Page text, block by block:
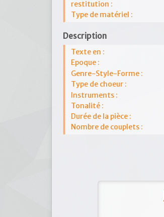
restitution :
Type de matériel :
Description
Texte en :
Epoque :
Genre-Style-Forme :
Type de choeur :
Instruments :
Tonalité :
Durée de la pièce :
Nombre de couplets :